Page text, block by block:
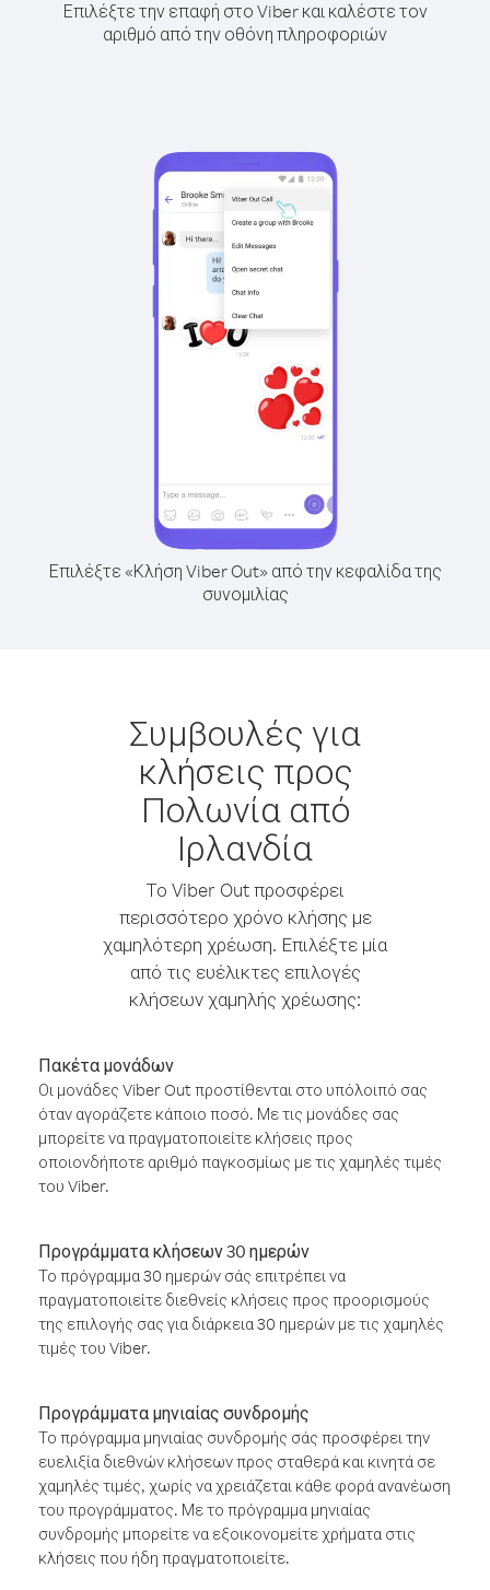
Επιλέξτε την επαφή στο Viber και καλέστε τον
αριθμό από την οθόνη πληροφοριών
Επιλέξτε «Κλήση Viber Out» από την κεφαλίδα της
συνομιλίας
Συμβουλές για
κλήσεις προς
Πολωνία από
Ιρλανδία
Το Viber Out προσφέρει
περισσότερο χρόνο κλήσης με
χαμηλότερη χρέωση. Επιλέξτε μία
από τις ευέλικτες επιλογές
κλήσεων χαμηλής χρέωσης:
Πακέτα μονάδων
Οι μονάδες Viber Out προστίθενται στο υπόλοιπό σας
όταν αγοράζετε κάποιο ποσό. Με τις μονάδες σας
μπορείτε να πραγματοποιείτε κλήσεις προς
οποιονδήποτε αριθμό παγκοσμίως με τις χαμηλές τιμές
του Viber.
Προγράμματα κλήσεων 30 ημερών
Το πρόγραμμα 30 ημερών σάς επιτρέπει να
πραγματοποιείτε διεθνείς κλήσεις προς προορισμούς
της επιλογής σας για διάρκεια 30 ημερών με τις χαμηλές
τιμές του Viber.
Προγράμματα μηνιαίας συνδρομής
Το πρόγραμμα μηνιαίας συνδρομής σάς προσφέρει την
ευελιξία διεθνών κλήσεων προς σταθερά και κινητά σε
χαμηλές τιμές, χωρίς να χρειάζεται κάθε φορά ανανέωση
του προγράμματος. Με το πρόγραμμα μηνιαίας
συνδρομής μπορείτε να εξοικονομείτε χρήματα στις
κλήσεις που ήδη πραγματοποιείτε.